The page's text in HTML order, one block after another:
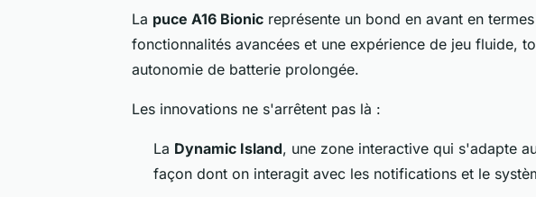
La puce A16 Bionic représente un bond en avant en
fonctionnalités avancées et une expérience de jeu fluide,
autonomie de batterie prolongée.
Les innovations ne s'arrêtent pas là :
La Dynamic Island, une zone interactive qui s'adapte
façon dont on interagit avec les notifications et le